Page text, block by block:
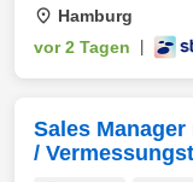
Hamburg
vor 2 Tagen
Sales
/